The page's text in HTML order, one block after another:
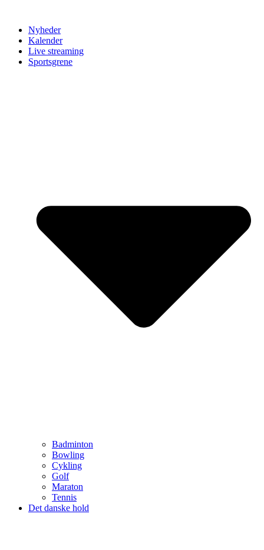
Nyheder
Kalender
Live streaming
Sportsgrene
Badminton
Bowling
Cykling
Golf
Maraton
Tennis
Det danske hold